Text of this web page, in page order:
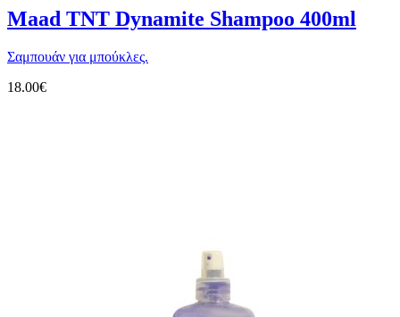
Maad TNT Dynamite Shampoo 400ml
Σαμπουάν για μπούκλες.
18.00€